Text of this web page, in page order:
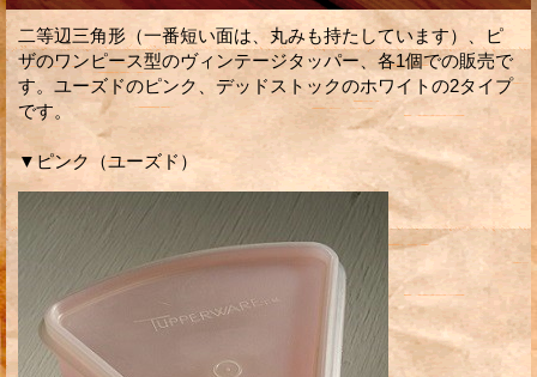
二等辺三角形（一番短い面は、丸みも持たしています）、ピ
ザのワンピース型のヴィンテージタッパー、各1個での販売で
す。ユーズドのピンク、デッドストックのホワイトの2タイプ
です。
▼ピンク（ユーズド）